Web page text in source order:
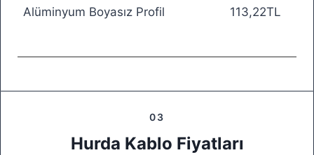
Alüminyum Boyasız Profil 113,22TL
03
Hurda Kablo Fiyatları